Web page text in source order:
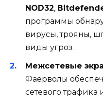
NOD32,
программы
вирусы, трояны,
виды угроз.
Межсетевые
Фаерволы
сетевого